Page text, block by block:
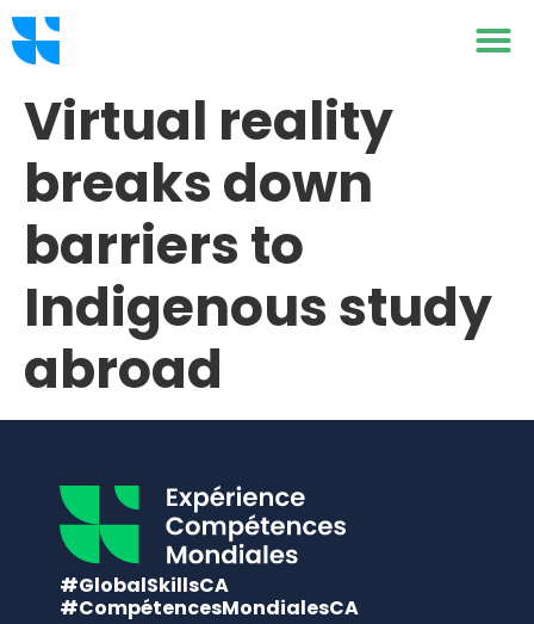
Virtual reality
breaks down
barriers to
Indigenous study
abroad
#GlobalSkillsCA
#CompétencesMondialesCA